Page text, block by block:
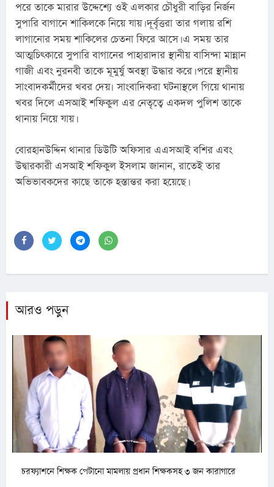
পরে তাকে মারার উদ্দেশ্যে ওই এলকার চৌধুরী বাড়ির নির্জন
সুপারি বাগানে শাকিলকে নিয়ে যায়। দূর্বৃত্তরা তার গলায় রশি
লাগানোর সময় শাকিলের চেতনা ফিরে আসে। এ সময় তার
আত্মচিৎকারে সুপারি বাগানের পাহারাদার স্থানীয় বাসিন্দা মান্নান
গাজী এবং নুরনবী তাকে মূমুর্ষু অবস্থা উদ্ধার করে। পরে স্থানীয়
সাংবাদকর্মীদের খবর দেয়৷ সাংবাদিকরা ঘটনাস্থলে গিয়ে থানায়
খবর দিলে এসআই শফিকুল এর নেতৃত্বে একদল পুলিশ তাকে
থানায় নিয়ে যায়।
বোরহানউদ্দিন থানার ডিউটি অফিসার এএসআই বশির এবং
উদ্বারকারী এসআই শফিকুল ইসলাম জানান, রাতেই তার
অভিভাবকদের কাছে তাকে হস্তান্তর করা হয়েছে।
আরও পড়ুন
চরফ্যাশনে শিক্ষক পেটানো মামলায় প্রধান শিক্ষকসহ ৩ জন কারাগারে